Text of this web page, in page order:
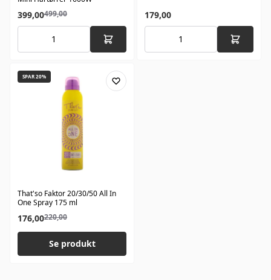
399,00499,00 179,00
SPAR 20%
That'so Faktor 20/30/50 All In
One Spray 175 ml
176,00220,00
Se produkt